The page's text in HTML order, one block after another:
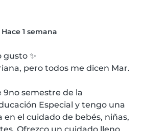
Hace 1 semana
gusto ✨
pero todos me dicen Mar.
semestre de la
Especial y tengo una
el cuidado de bebés, niñas,